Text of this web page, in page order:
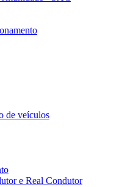
de veículos
e Real Condutor